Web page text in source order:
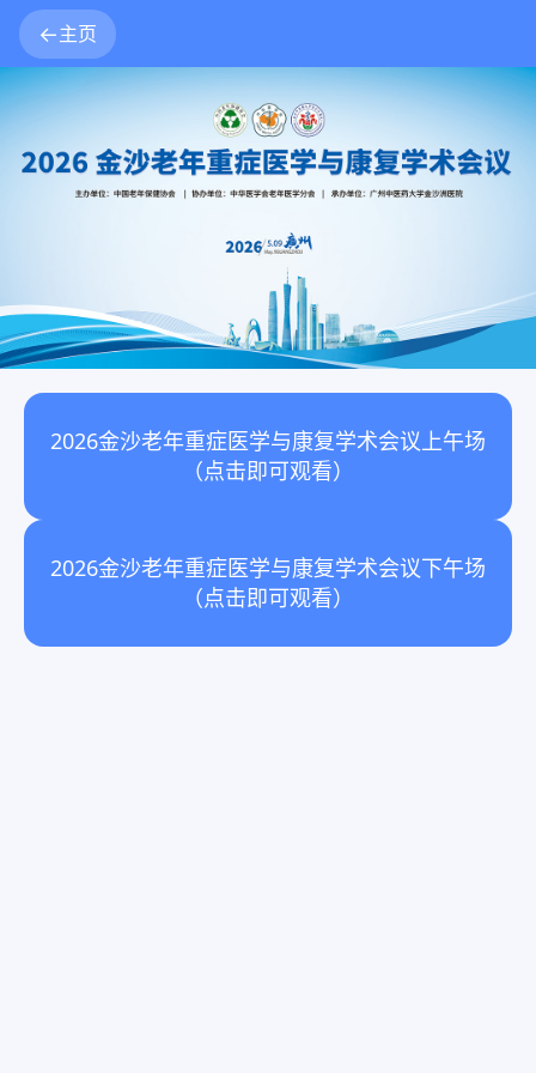
主页
2026金沙老年重症医学与康复学术会议上午场
（点击即可观看）
2026金沙老年重症医学与康复学术会议下午场
（点击即可观看）